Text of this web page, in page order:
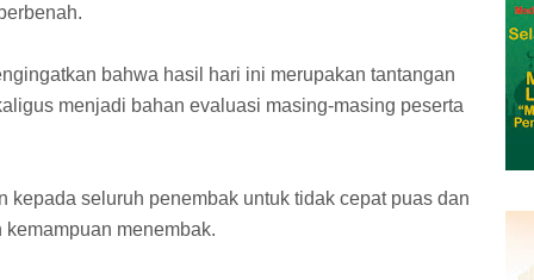
bahwa hasil hari ini merupakan tantangan
menjadi bahan evaluasi masing-masing peserta
kepada seluruh penembak untuk tidak cepat puas dan
menembak.